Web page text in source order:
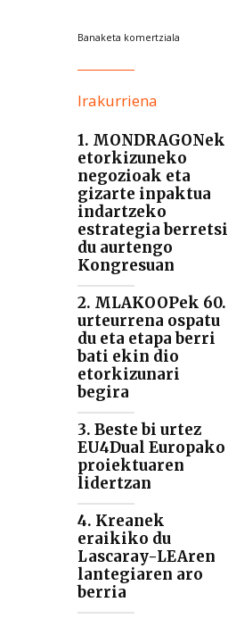
Banaketa komertziala
Irakurriena
1. MONDRAGONek
etorkizuneko
negozioak eta
gizarte inpaktua
indartzeko
estrategia berretsi
du aurtengo
Kongresuan
2. MLAKOOPek 60.
urteurrena ospatu
du eta etapa berri
bati ekin dio
etorkizunari
begira
3. Beste bi urtez
EU4Dual Europako
proiektuaren
lidertzan
4. Kreanek
eraikiko du
Lascaray-LEAren
lantegiaren aro
berria